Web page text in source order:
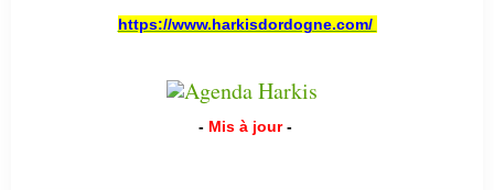
https://www.harkisdordogne.com/
- Mis à jour -